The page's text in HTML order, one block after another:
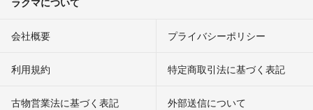
会社概要 プライバシーポリシー
利用規約 特定商取引法に基づく表記
古物営業法に基づく表記 外部送信について